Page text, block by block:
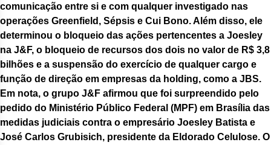
comunicação entre si e com qualquer investigado nas
operações Greenfield, Sépsis e Cui Bono. Além disso, ele
determinou o bloqueio das ações pertencentes a Joesley
na J&F, o bloqueio de recursos dos dois no valor de R$ 3,8
bilhões e a suspensão do exercício de qualquer cargo e
função de direção em empresas da holding, como a JBS.
Em nota, o grupo J&F afirmou que foi surpreendido pelo
pedido do Ministério Público Federal (MPF) em Brasília das
medidas judiciais contra o empresário Joesley Batista e
José Carlos Grubisich, presidente da Eldorado Celulose. O